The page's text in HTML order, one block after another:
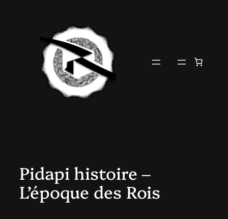
Pidapi histoire –
L’époque des Rois